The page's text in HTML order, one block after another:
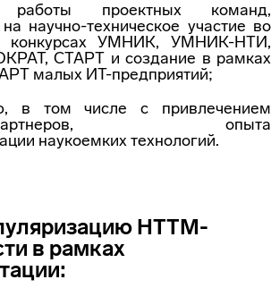
работы проектных команд,
научно-техническое участие во
конкурсах УМНИК, УМНИК-НТИ,
СТАРТ и создание в рамках
малых ИТ-предприятий;
в том числе с привлечением
партнеров, опыта
наукоемких технологий.
НТТМ-
в рамках